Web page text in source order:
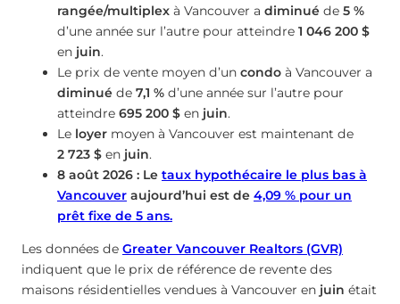
rangée/multiplex à Vancouver a diminué de 5 %
d’une année sur l’autre pour atteindre 1 046 200 $
en juin.
Le prix de vente moyen d’un condo à Vancouver a
diminué de 7,1 % d’une année sur l’autre pour
atteindre 695 200 $ en juin.
Le loyer moyen à Vancouver est maintenant de
2 723 $ en juin.
8 août 2026 : Le taux hypothécaire le plus bas à
Vancouver aujourd’hui est de 4,09 % pour un
prêt fixe de 5 ans.
Les données de Greater Vancouver Realtors (GVR)
indiquent que le prix de référence de revente des
maisons résidentielles vendues à Vancouver en juin était